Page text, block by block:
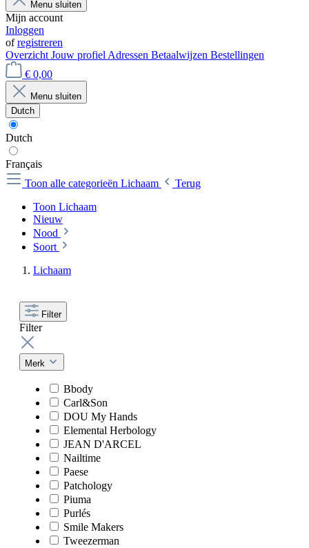
Menu sluiten
Mijn account
Inloggen
ofregistreren
Overzicht Jouw profiel Adressen Betaalwijzen Bestellingen
€ 0,00
Menu sluiten
Dutch
Dutch
Français
Toon alle categorieën Lichaam
Terug
Toon Lichaam
Nieuw
Nood
Soort
Lichaam
Filter
Filter
Merk
Bbody
Carl&Son
DOU My Hands
Elemental Herbology
JEAN D'ARCEL
Nailtime
Paese
Patchology
Piuma
Purlés
Smile Makers
Tweezerman